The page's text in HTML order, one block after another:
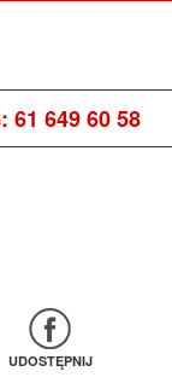
61 649 60 58
UDOSTĘPNIJ